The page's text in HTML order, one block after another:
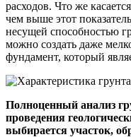
расходов. Что же
чем выше этот
несущей способностью
можно создать даже
фундамент, который
Полноценный анализ
проведения
выбирается участок,